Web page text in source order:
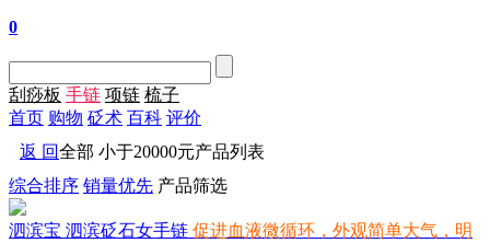
0
刮痧板 手链 项链 梳子
首页 购物 砭术 百科 评价
返 回全部 小于20000元产品列表
综合排序 销量优先 产品筛选
泗滨宝 泗滨砭石女手链 促进血液微循环，外观简单大气，明